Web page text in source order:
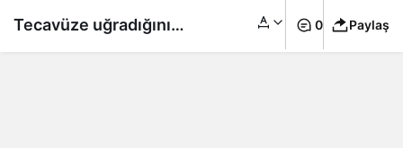
Tecavüze uğradığını 0 Paylaş